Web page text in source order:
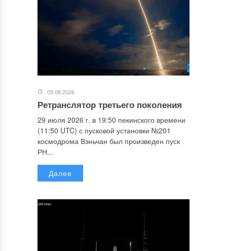
05.08.2026
Ретранслятор третьего поколения
29 июля 2026 г. в 19:50 пекинского времени
(11:50 UTC) с пусковой установки №201
космодрома Вэньчан был произведен пуск
РН...
Далее